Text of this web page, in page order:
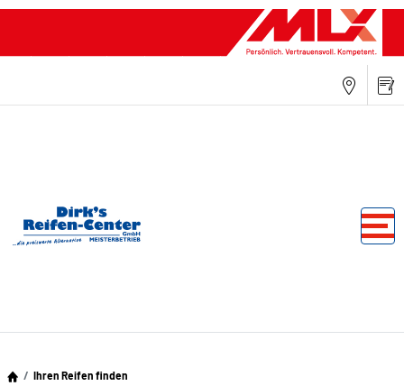
Ihren Reifen finden